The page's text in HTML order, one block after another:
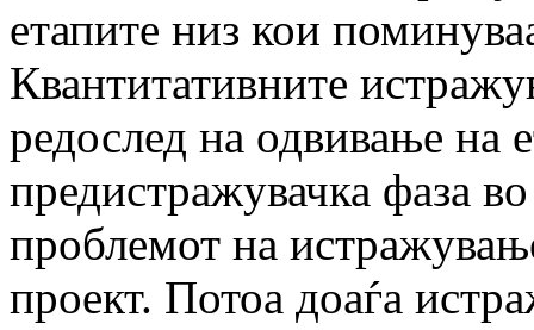
етапите низ кои
Квантитативните
редослед на одвивање на
предистражувачка фаза
проблемот на
проект. Потоа доаѓа